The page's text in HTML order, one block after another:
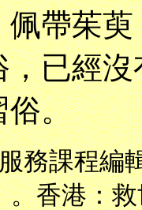
帶茱
已經
俗。
務課程編
。香港：